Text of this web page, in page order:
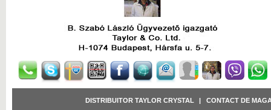
DISTRIBUITOR TAYLOR CRYSTAL CONTACT DE